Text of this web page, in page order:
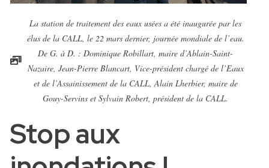
La station de traitement des eaux usées a été inaugurée par les
élus de la CALL, le 22 mars dernier, journée mondiale de l’eau.
De G. à D. : Dominique Robillart, maire d’Ablain-Saint-
Nazaire, Jean-Pierre Blancart, Vice-président chargé de l’Eaux
et de l’Assainissement de la CALL, Alain Lherbier, maire de
Gouy-Servins et Sylvain Robert, président de la CALL.
Stop aux